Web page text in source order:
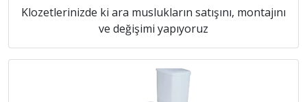
Klozetlerinizde ki ara muslukların satışını, montajını
ve değişimi yapıyoruz